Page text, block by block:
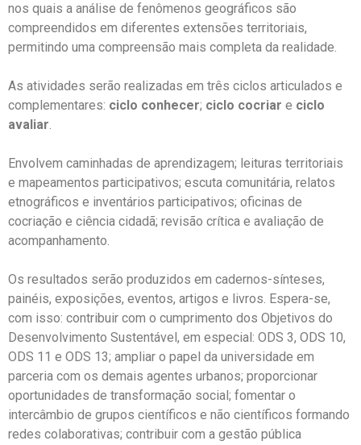
nos quais a análise de fenômenos geográficos são
compreendidos em diferentes extensões territoriais,
permitindo uma compreensão mais completa da realidade.
As atividades serão realizadas em três ciclos articulados e
complementares: ciclo conhecer; ciclo cocriar e ciclo
avaliar.
Envolvem caminhadas de aprendizagem; leituras territoriais
e mapeamentos participativos; escuta comunitária, relatos
etnográficos e inventários participativos; oficinas de
cocriação e ciência cidadã; revisão crítica e avaliação de
acompanhamento.
Os resultados serão produzidos em cadernos-sínteses,
painéis, exposições, eventos, artigos e livros. Espera-se,
com isso: contribuir com o cumprimento dos Objetivos do
Desenvolvimento Sustentável, em especial: ODS 3, ODS 10,
ODS 11 e ODS 13; ampliar o papel da universidade em
parceria com os demais agentes urbanos; proporcionar
oportunidades de transformação social; fomentar o
intercâmbio de grupos científicos e não científicos formando
redes colaborativas; contribuir com a gestão pública